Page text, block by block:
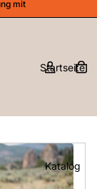
mit
Startseite
Katalog